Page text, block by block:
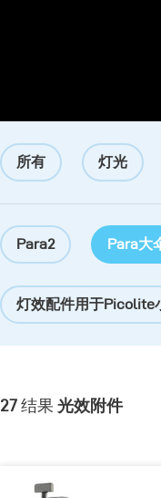
所有 灯光
Para2 Para大
灯效配件用于Picolite
27 结果 光效附件